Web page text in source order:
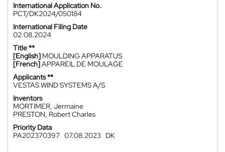
International Application No.
PCT/DK2024/050184
International Filing Date
02.08.2024
Title **
[English] MOULDING APPARATUS
[French]APPAREIL DE MOULAGE
Applicants **
VESTAS WIND SYSTEMS A/S
Inventors
MORTIMER, Jermaine
PRESTON, Robert Charles
Priority Data
PA202370397 07.08.2023 DK